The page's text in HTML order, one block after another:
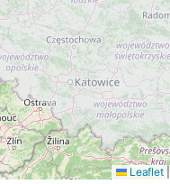
Leaflet